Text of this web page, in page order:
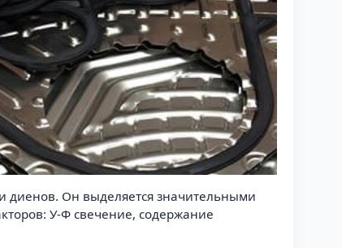
диенов. Он выделяется значительными
У-Ф свечение, содержание